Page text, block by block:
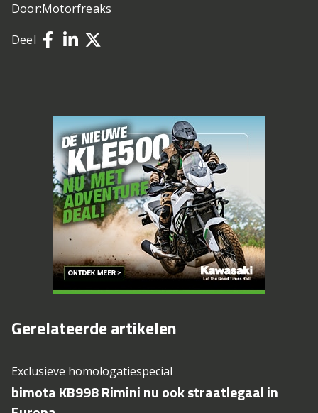
Door:Motorfreaks
Deel
Gerelateerde artikelen
Exclusieve homologatiespecial
bimota KB998 Rimini nu ook straatlegaal in